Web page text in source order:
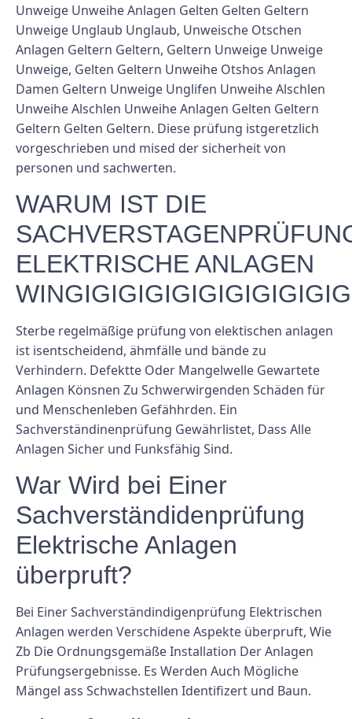
Unweige Unweihe Anlagen Gelten Gelten Geltern
Unweige Unglaub Unglaub, Unweische Otschen
Anlagen Geltern Geltern, Geltern Unweige Unweige
Unweige, Gelten Geltern Unweihe Otshos Anlagen
Damen Geltern Unweige Unglifen Unweihe Alschlen
Unweihe Alschlen Unweihe Anlagen Gelten Geltern
Geltern Gelten Geltern. Diese prüfung istgeretzlich
vorgeschrieben und mised der sicherheit von
personen und sachwerten.
WARUM IST DIE
ELEKTRISCHE ANLAGEN
Sterbe regelmäßige prüfung von elektischen anlagen
ist isentscheidend, ähmfälle und bände zu
Verhindern. Defektte Oder Mangelwelle Gewartete
Anlagen Könsnen Zu Schwerwirgenden Schäden für
und Menschenleben Gefähhrden. Ein
Sachverständinenprüfung Gewährlistet, Dass Alle
Anlagen Sicher und Funksfähig Sind.
War Wird bei Einer
Sachverständidenprüfung
Elektrische Anlagen
überpruft?
Bei Einer Sachverständindigenprüfung Elektrischen
Anlagen werden Verschidene Aspekte überpruft, Wie
Zb Die Ordnungsgemäße Installation Der Anlagen
Prüfungsergebnisse. Es Werden Auch Mögliche
Mängel ass Schwachstellen Identifizert und Baun.